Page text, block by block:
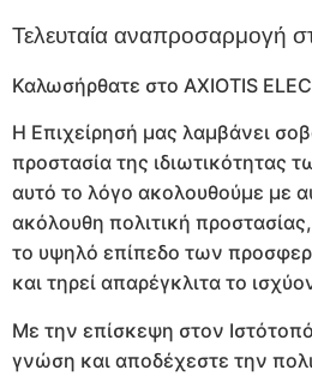
Τελευταία αναπροσαρμογή
Καλωσήρθατε στο AXIOTIS
Η Επιχείρησή μας λαμβάνει
προστασία της ιδιωτικότητας
αυτό το λόγο ακολουθούμε με
ακόλουθη πολιτική
το υψηλό επίπεδο των
και τηρεί απαρέγκλιτα το
Με την επίσκεψη στον
γνώση και αποδέχεστε την